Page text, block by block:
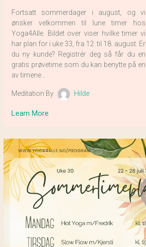
Fortsatt sommerdager i august, og vi
ønsker velkommen til lune timer hos
Yoga4Alle. Bildet over viser hvilke timer vi
har plan for i uke 33, fra 12. til 18. august. Er
du ny kunde? Registrér deg så får du en
gratis prøvetime som du kan benytte på en
av timene…
Meditation By Hilde
Learn More